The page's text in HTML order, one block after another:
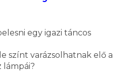
egy igazi táncos
színt varázsolhatnak elő a
lámpái?